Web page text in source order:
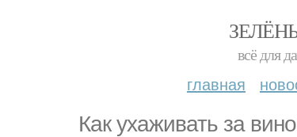
всё для
главная
Как ухаживать за